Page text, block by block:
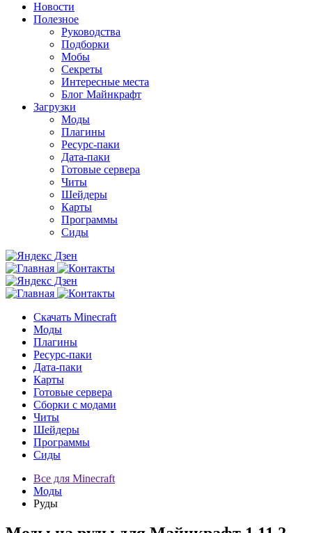
Новости
Полезное
Руководства
Подборки
Мобы
Секреты
Интересные места
Блог Майнкрафт
Загрузки
Моды
Плагины
Ресурс-паки
Дата-паки
Готовые сервера
Читы
Шейдеры
Карты
Программы
Сиды
Скачать Minecraft
Моды
Плагины
Ресурс-паки
Дата-паки
Карты
Готовые сервера
Сборки с модами
Читы
Шейдеры
Программы
Сиды
Все для Minecraft
Моды
Руды